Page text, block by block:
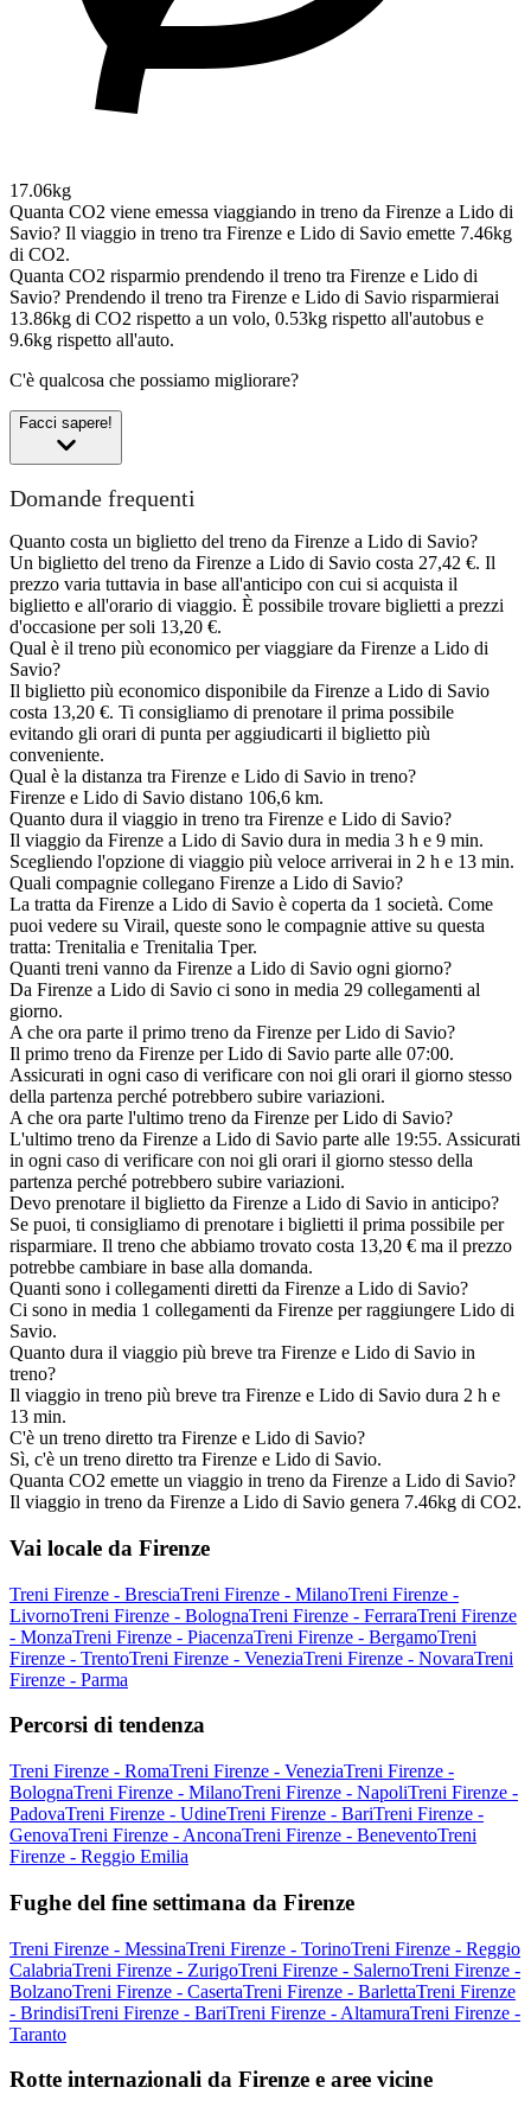
17.06kg
Quanta CO2 viene emessa viaggiando in treno da Firenze a Lido di
Savio? Il viaggio in treno tra Firenze e Lido di Savio emette 7.46kg
di CO2.
Quanta CO2 risparmio prendendo il treno tra Firenze e Lido di
Savio? Prendendo il treno tra Firenze e Lido di Savio risparmierai
13.86kg di CO2 rispetto a un volo, 0.53kg rispetto all'autobus e
9.6kg rispetto all'auto.
C'è qualcosa che possiamo migliorare?
Facci sapere!
Domande frequenti
Quanto costa un biglietto del treno da Firenze a Lido di Savio?
Un biglietto del treno da Firenze a Lido di Savio costa 27,42 €. Il
prezzo varia tuttavia in base all'anticipo con cui si acquista il
biglietto e all'orario di viaggio. È possibile trovare biglietti a prezzi
d'occasione per soli 13,20 €.
Qual è il treno più economico per viaggiare da Firenze a Lido di
Savio?
Il biglietto più economico disponibile da Firenze a Lido di Savio
costa 13,20 €. Ti consigliamo di prenotare il prima possibile
evitando gli orari di punta per aggiudicarti il biglietto più
conveniente.
Qual è la distanza tra Firenze e Lido di Savio in treno?
Firenze e Lido di Savio distano 106,6 km.
Quanto dura il viaggio in treno tra Firenze e Lido di Savio?
Il viaggio da Firenze a Lido di Savio dura in media 3 h e 9 min.
Scegliendo l'opzione di viaggio più veloce arriverai in 2 h e 13 min.
Quali compagnie collegano Firenze a Lido di Savio?
La tratta da Firenze a Lido di Savio è coperta da 1 società. Come
puoi vedere su Virail, queste sono le compagnie attive su questa
tratta: Trenitalia e Trenitalia Tper.
Quanti treni vanno da Firenze a Lido di Savio ogni giorno?
Da Firenze a Lido di Savio ci sono in media 29 collegamenti al
giorno.
A che ora parte il primo treno da Firenze per Lido di Savio?
Il primo treno da Firenze per Lido di Savio parte alle 07:00.
Assicurati in ogni caso di verificare con noi gli orari il giorno stesso
della partenza perché potrebbero subire variazioni.
A che ora parte l'ultimo treno da Firenze per Lido di Savio?
L'ultimo treno da Firenze a Lido di Savio parte alle 19:55. Assicurati
in ogni caso di verificare con noi gli orari il giorno stesso della
partenza perché potrebbero subire variazioni.
Devo prenotare il biglietto da Firenze a Lido di Savio in anticipo?
Se puoi, ti consigliamo di prenotare i biglietti il prima possibile per
risparmiare. Il treno che abbiamo trovato costa 13,20 € ma il prezzo
potrebbe cambiare in base alla domanda.
Quanti sono i collegamenti diretti da Firenze a Lido di Savio?
Ci sono in media 1 collegamenti da Firenze per raggiungere Lido di
Savio.
Quanto dura il viaggio più breve tra Firenze e Lido di Savio in
treno?
Il viaggio in treno più breve tra Firenze e Lido di Savio dura 2 h e
13 min.
C'è un treno diretto tra Firenze e Lido di Savio?
Sì, c'è un treno diretto tra Firenze e Lido di Savio.
Quanta CO2 emette un viaggio in treno da Firenze a Lido di Savio?
Il viaggio in treno da Firenze a Lido di Savio genera 7.46kg di CO2.
Vai locale da Firenze
Treni Firenze - BresciaTreni Firenze - MilanoTreni Firenze -
LivornoTreni Firenze - BolognaTreni Firenze - FerraraTreni Firenze
- MonzaTreni Firenze - PiacenzaTreni Firenze - BergamoTreni
Firenze - TrentoTreni Firenze - VeneziaTreni Firenze - NovaraTreni
Firenze - Parma
Percorsi di tendenza
Treni Firenze - RomaTreni Firenze - VeneziaTreni Firenze -
BolognaTreni Firenze - MilanoTreni Firenze - NapoliTreni Firenze -
PadovaTreni Firenze - UdineTreni Firenze - BariTreni Firenze -
GenovaTreni Firenze - AnconaTreni Firenze - BeneventoTreni
Firenze - Reggio Emilia
Fughe del fine settimana da Firenze
Treni Firenze - MessinaTreni Firenze - TorinoTreni Firenze - Reggio
CalabriaTreni Firenze - ZurigoTreni Firenze - SalernoTreni Firenze -
BolzanoTreni Firenze - CasertaTreni Firenze - BarlettaTreni Firenze
- BrindisiTreni Firenze - BariTreni Firenze - AltamuraTreni Firenze -
Taranto
Rotte internazionali da Firenze e aree vicine